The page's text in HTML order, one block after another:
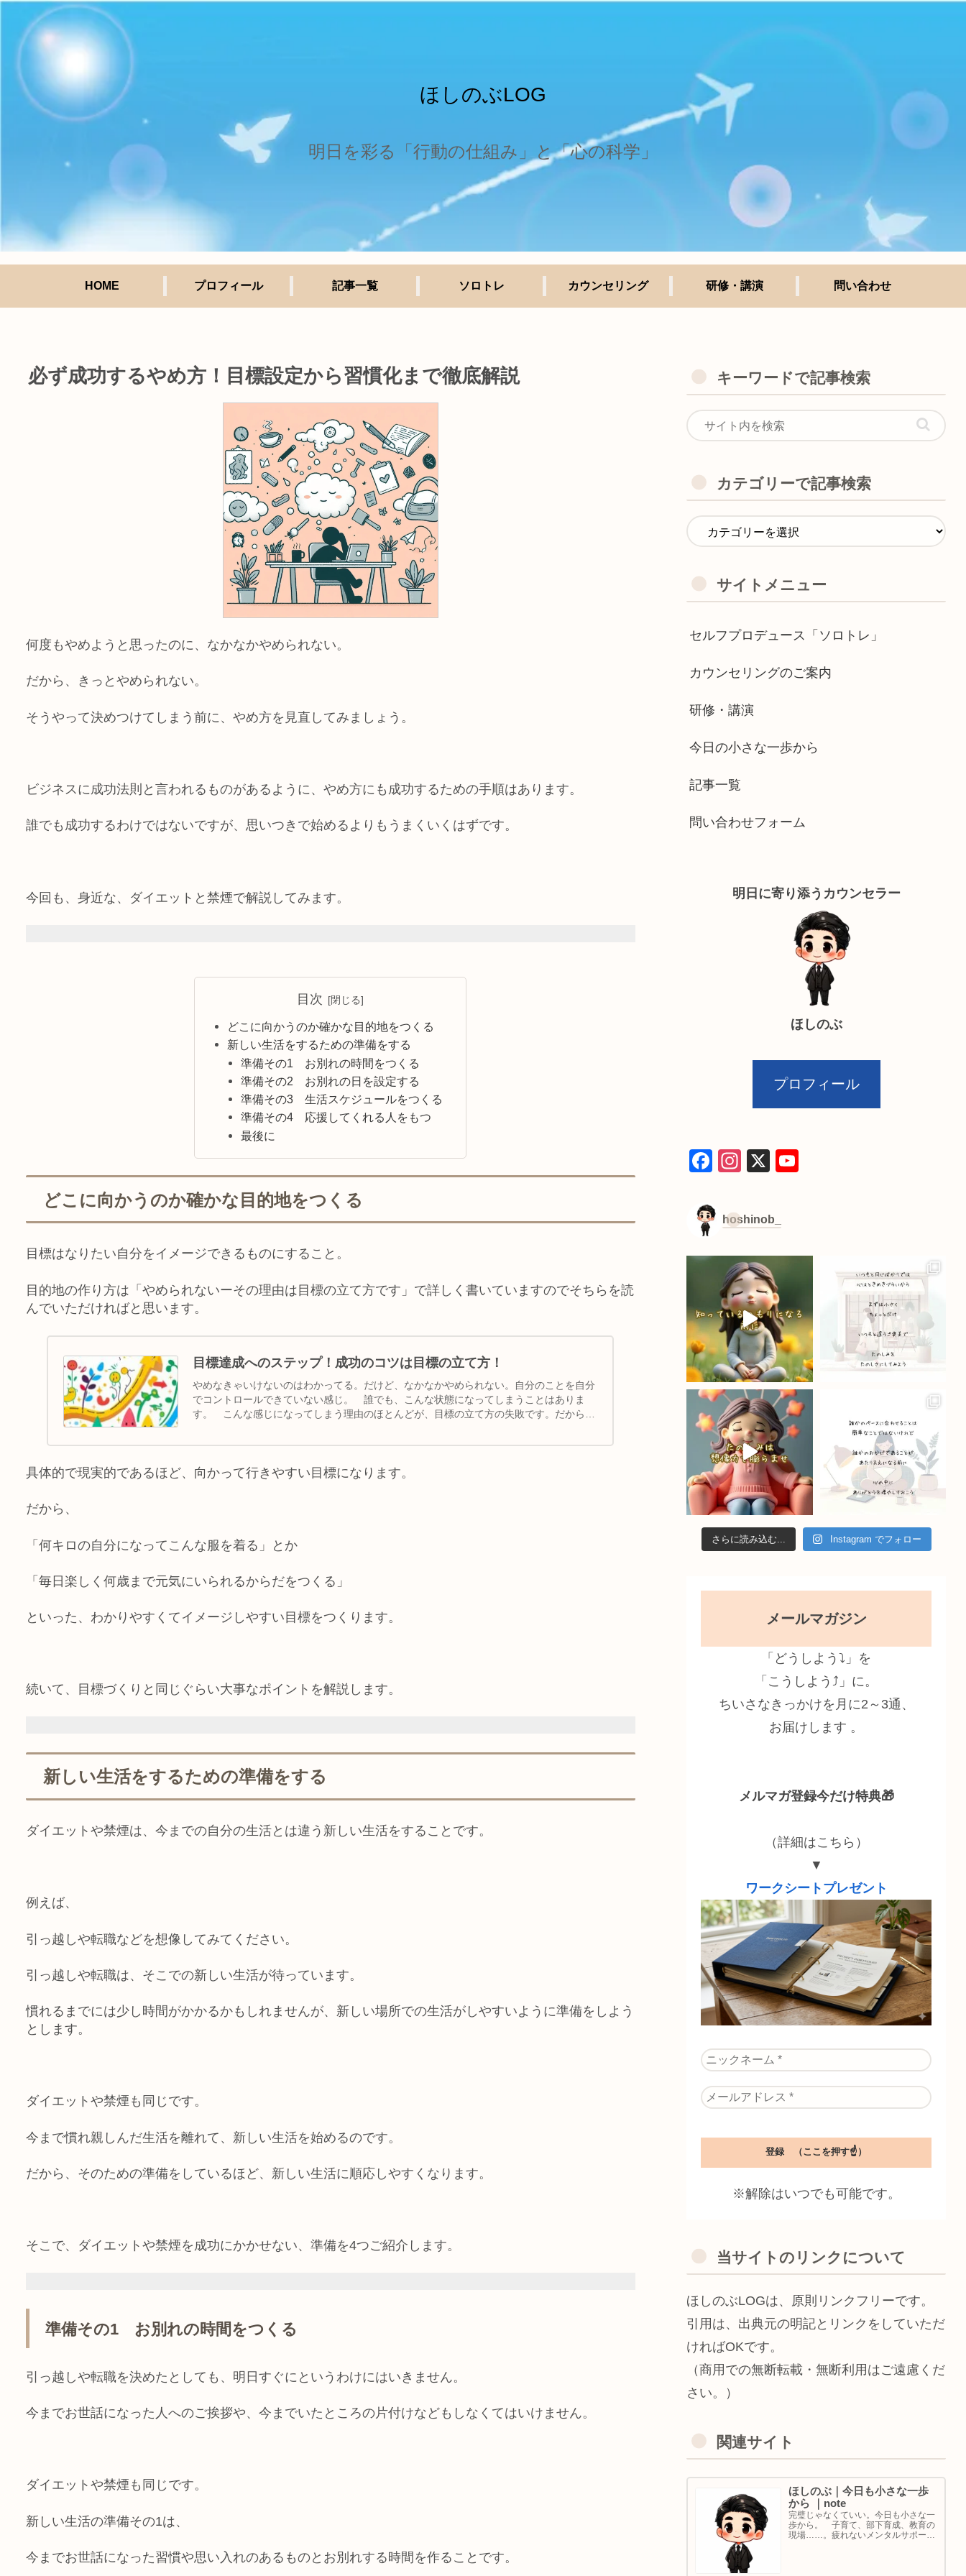
ほしのぶLOG
明日を彩る「行動の仕組み」と「心の科学」
HOME プロフィール 記事一覧 ソロトレ カウンセリング 研修・講演 問い合わせ
必ず成功するやめ方！目標設定から習慣化まで徹底解説
何度もやめようと思ったのに、なかなかやめられない。
だから、きっとやめられない。
そうやって決めつけてしまう前に、やめ方を見直してみましょう。
ビジネスに成功法則と言われるものがあるように、やめ方にも成功するための手順はあります。
誰でも成功するわけではないですが、思いつきで始めるよりもうまくいくはずです。
今回も、身近な、ダイエットと禁煙で解説してみます。
目次
どこに向かうのか確かな目的地をつくる
新しい生活をするための準備をする
準備その1 お別れの時間をつくる
準備その2 お別れの日を設定する
準備その3 生活スケジュールをつくる
準備その4 応援してくれる人をもつ
最後に
どこに向かうのか確かな目的地をつくる
目標はなりたい自分をイメージできるものにすること。
目的地の作り方は「やめられないーその理由は目標の立て方です」で詳しく書いていますのでそちらを読
んでいただければと思います。
目標達成へのステップ！成功のコツは目標の立て方！
やめなきゃいけないのはわかってる。だけど、なかなかやめられない。自分のことを自分
でコントロールできていない感じ。 誰でも、こんな状態になってしまうことはありま
す。 こんな感じになってしまう理由のほとんどが、目標の立て方の失敗です。だから、
具体的で現実的であるほど、向かって行きやすい目標になります。
だから、
「何キロの自分になってこんな服を着る」とか
「毎日楽しく何歳まで元気にいられるからだをつくる」
といった、わかりやすくてイメージしやすい目標をつくります。
続いて、目標づくりと同じぐらい大事なポイントを解説します。
新しい生活をするための準備をする
ダイエットや禁煙は、今までの自分の生活とは違う新しい生活をすることです。
例えば、
引っ越しや転職などを想像してみてください。
引っ越しや転職は、そこでの新しい生活が待っています。
慣れるまでには少し時間がかかるかもしれませんが、新しい場所での生活がしやすいように準備をしよう
とします。
ダイエットや禁煙も同じです。
今まで慣れ親しんだ生活を離れて、新しい生活を始めるのです。
だから、そのための準備をしているほど、新しい生活に順応しやすくなります。
そこで、ダイエットや禁煙を成功にかかせない、準備を4つご紹介します。
準備その1 お別れの時間をつくる
引っ越しや転職を決めたとしても、明日すぐにというわけにはいきません。
今までお世話になった人へのご挨拶や、今までいたところの片付けなどもしなくてはいけません。
ダイエットや禁煙も同じです。
新しい生活の準備その1は、
今までお世話になった習慣や思い入れのあるものとお別れする時間を作ること です。
キーワードで記事検索
カテゴリーで記事検索
サイトメニュー
セルフプロデュース「ソロトレ」
カウンセリングのご案内
研修・講演
今日の小さな一歩から
記事一覧
問い合わせフォーム
明日に寄り添うカウンセラー
ほしのぶ
プロフィール
F
c
e
b
o
o
k
In
gr
a
m
X
u
C
h
a
n
n
el
hoshinob_
さらに読み込む... Instagram でフォロー
メールマガジン
「どうしよう⤵」を
「こうしよう⤴」に。
ちいさなきっかけを月に2～3通、
お届けします 。
メルマガ登録今だけ特典🎁
（詳細はこちら）
▼
ワークシートプレゼント
※解除はいつでも可能です。
当サイトのリンクについて
ほしのぶLOGは、原則リンクフリーです。
引用は、出典元の明記とリンクをしていただ
ければOKです。
（商用での無断転載・無断利用はご遠慮くだ
さい。）
関連サイト
ほしのぶ｜今日も小さな一歩
から ｜note
完璧じゃなくていい。今日も小さな一
歩から。 子育て、部下育成、教育の
現場……。疲れないメンタルサポート